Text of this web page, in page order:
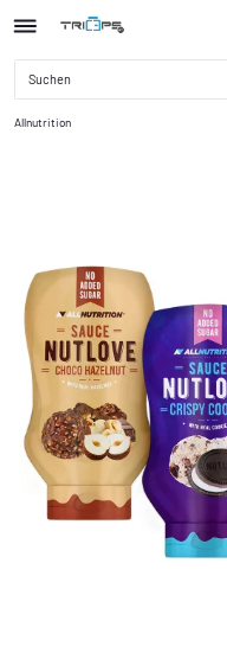
Allnutrition